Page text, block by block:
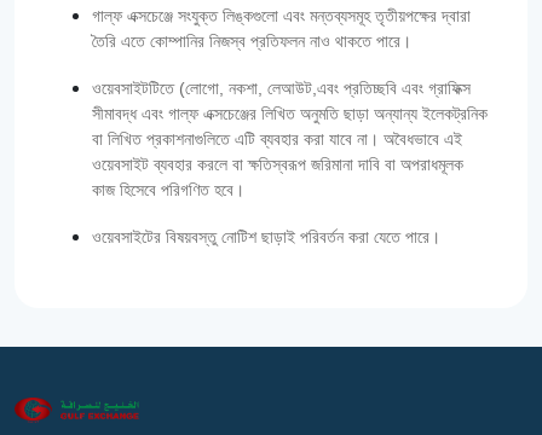
গাল্‌ফ এক্সচেঞ্জে সংযুক্ত লিঙ্কগুলো এবং মন্তব্যসমূহ তৃতীয়পক্ষের দ্বারা
তৈরি এতে কোম্পানির নিজস্ব প্রতিফলন নাও থাকতে পারে।
ওয়েবসাইটটিতে (লোগো, নকশা, লেআউট,এবং প্রতিচ্ছবি এবং গ্রাফিক্স
সীমাবদ্ধ এবং গাল্‌ফ এক্সচেঞ্জের লিখিত অনুমতি ছাড়া অন্যান্য ইলেকট্রনিক
বা লিখিত প্রকাশনাগুলিতে এটি ব্যবহার করা যাবে না। অবৈধভাবে এই
ওয়েবসাইট ব্যবহার করলে বা ক্ষতিস্বরূপ জরিমানা দাবি বা অপরাধমূলক
কাজ হিসেবে পরিগণিত হবে।
ওয়েবসাইটের বিষয়বস্তু নোটিশ ছাড়াই পরিবর্তন করা যেতে পারে।